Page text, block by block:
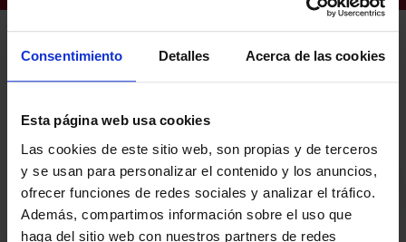
Consentimiento Detalles Acerca de las cookies
Esta página web usa cookies
Las cookies de este sitio web, son propias y de terceros
y se usan para personalizar el contenido y los anuncios,
ofrecer funciones de redes sociales y analizar el tráfico.
Además, compartimos información sobre el uso que
haga del sitio web con nuestros partners de redes
ES EU
NOTICIAS
PLANTILLA
ENTRADAS
NEWSLETTER
últimas noticias y promociones del club.
Email
He leído y acepto laPolítica de privacidaddel SASKI BASKONIA